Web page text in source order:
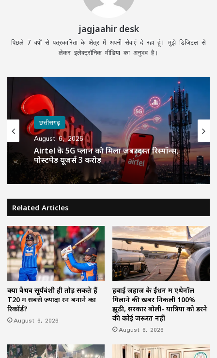
jagjaahir desk
पिछले 7 वर्षों से पत्रकारिता के क्षेत्र में अपनी सेवाएं दे रहा हूं। मुझे डिजिटल से
लेकर इलेक्ट्रॉनिक मीडिया का अनुभव है।
छत्तीसगढ़
August 6, 2026
Airtel के 5G प्लान को मिला जबरदस्त रिस्पॉन्स,
पोस्टपेड यूजर्स 3 करोड़
Related Articles
क्यों वैभव सूर्यवंशी ही तोड़ सकते हैं
T20 में सबसे ज्यादा रन बनाने का
रिकॉर्ड?
August 6, 2026
हवाई जहाज के ईंधन में एथेनॉल
मिलाने की खबर निकली 100%
झूठी, सरकार बोली- यात्रियों को डरने
की कोई जरूरत नहीं
August 6, 2026